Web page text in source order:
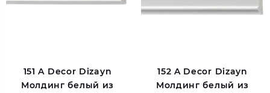
151 A Decor Dizayn
Молдинг белый из
152 A Decor Dizayn
Молдинг белый из